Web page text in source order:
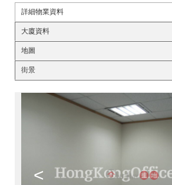
詳細物業資料
大廈資料
地圖
街景
<